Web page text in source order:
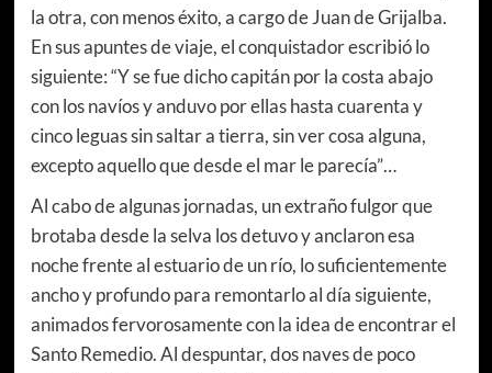
la otra, con menos éxito, a cargo de Juan de Grijalba.
En sus apuntes de viaje, el conquistador escribió lo
siguiente: “Y se fue dicho capitán por la costa abajo
con los navíos y anduvo por ellas hasta cuarenta y
cinco leguas sin saltar a tierra, sin ver cosa alguna,
excepto aquello que desde el mar le parecía”…
Al cabo de algunas jornadas, un extraño fulgor que
brotaba desde la selva los detuvo y anclaron esa
noche frente al estuario de un río, lo suficientemente
ancho y profundo para remontarlo al día siguiente,
animados fervorosamente con la idea de encontrar el
Santo Remedio. Al despuntar, dos naves de poco